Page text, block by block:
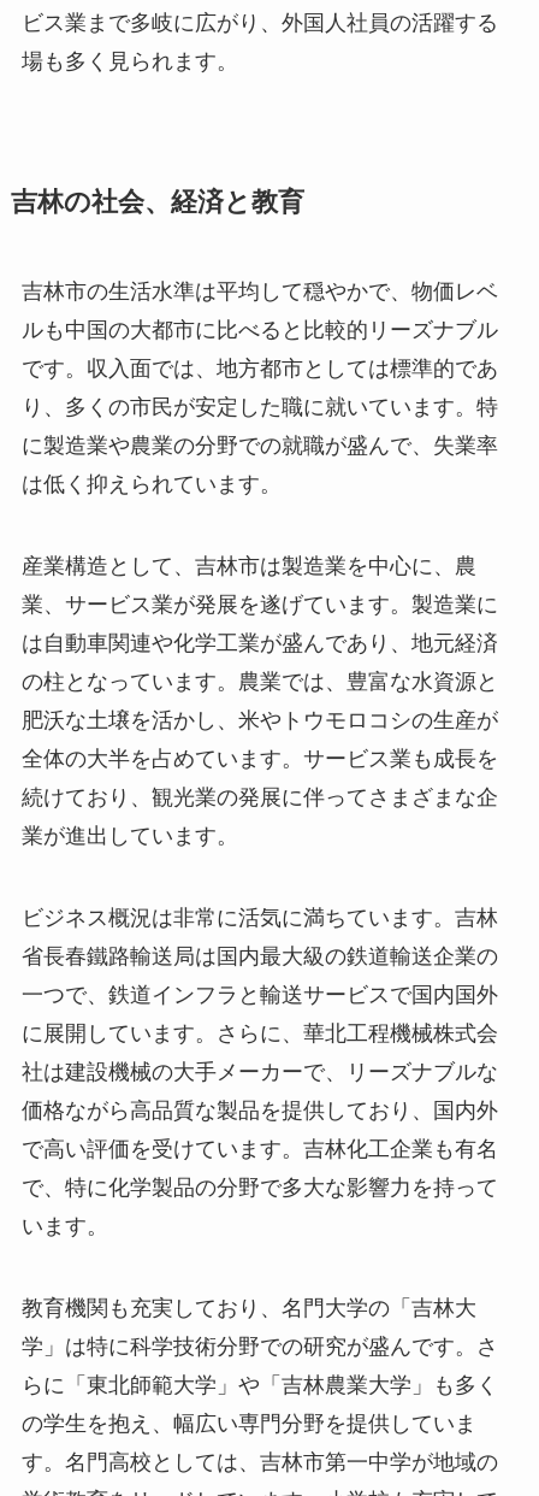
ビス業まで多岐に広がり、外国人社員の活躍する
場も多く見られます。
吉林の社会、経済と教育
吉林市の生活水準は平均して穏やかで、物価レベ
ルも中国の大都市に比べると比較的リーズナブル
です。収入面では、地方都市としては標準的であ
り、多くの市民が安定した職に就いています。特
に製造業や農業の分野での就職が盛んで、失業率
は低く抑えられています。
産業構造として、吉林市は製造業を中心に、農
業、サービス業が発展を遂げています。製造業に
は自動車関連や化学工業が盛んであり、地元経済
の柱となっています。農業では、豊富な水資源と
肥沃な土壌を活かし、米やトウモロコシの生産が
全体の大半を占めています。サービス業も成長を
続けており、観光業の発展に伴ってさまざまな企
業が進出しています。
ビジネス概況は非常に活気に満ちています。吉林
省長春鐵路輸送局は国内最大級の鉄道輸送企業の
一つで、鉄道インフラと輸送サービスで国内国外
に展開しています。さらに、華北工程機械株式会
社は建設機械の大手メーカーで、リーズナブルな
価格ながら高品質な製品を提供しており、国内外
で高い評価を受けています。吉林化工企業も有名
で、特に化学製品の分野で多大な影響力を持って
います。
教育機関も充実しており、名門大学の「吉林大
学」は特に科学技術分野での研究が盛んです。さ
らに「東北師範大学」や「吉林農業大学」も多く
の学生を抱え、幅広い専門分野を提供していま
す。名門高校としては、吉林市第一中学が地域の